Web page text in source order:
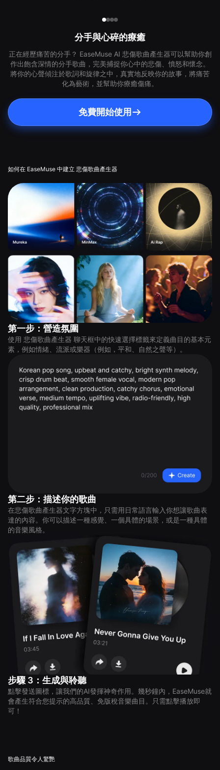
分手與心碎的療癒
正在經歷痛苦的分手？ EaseMuse AI 悲傷歌曲產生器可以幫助你創
作出飽含深情的分手歌曲，完美捕捉你心中的悲傷、憤怒和懷念。
將你的心聲傾注於歌詞和旋律之中，真實地反映你的故事，將痛苦
化為藝術，並幫助你療癒傷痛。
免費開始使用
如何在 EaseMuse 中建立 悲傷歌曲產生器
第一步：營造氛圍
使用 悲傷歌曲產生器 聊天框中的快速選擇標籤來定義曲目的基本元
素，例如情緒、流派或樂器（例如，平和、自然之聲等）。
第二步：描述你的歌曲
在悲傷歌曲產生器文字方塊中，只需用日常語言輸入你想讓歌曲表
達的內容。你可以描述一種感覺、一個具體的場景，或是一種具體
的音樂風格。
步驟 3：生成與聆聽
點擊發送圖標，讓我們的AI發揮神奇作用。幾秒鐘內，EaseMuse就
會產生符合您提示的高品質、免版稅音樂曲目。只需點擊播放即
可！
歌曲品質令人驚艷